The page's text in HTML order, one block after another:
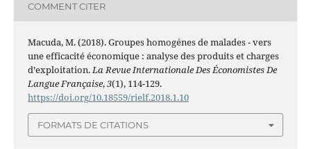
COMMENT CITER
Macuda, M. (2018). Groupes homogénes de malades - vers
une efficacité économique : analyse des produits et charges
d’exploitation.La Revue Internationale Des Économistes De
Langue Française,3(1), 114-129.
https://doi.org/10.18559/rielf.2018.1.10
FORMATS DE CITATIONS